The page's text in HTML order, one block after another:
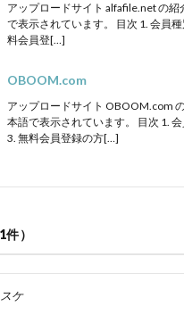
アップロードサイト alfafile.net の
で表示されています。 目次 1. 会員
料会員登[…]
OBOOM.com
アップロードサイト OBOOM.com
本語で表示されています。 目次 1.
3. 無料会員登録の方[…]
件）
ケ